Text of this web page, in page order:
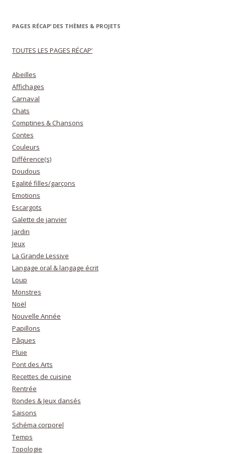
PAGES RÉCAP’ DES THÈMES & PROJETS
TOUTES LES PAGES RÉCAP’
Abeilles
Affichages
Carnaval
Chats
Comptines & Chansons
Contes
Couleurs
Différence(s)
Doudous
Egalité filles/garçons
Emotions
Escargots
Galette de janvier
Jardin
Jeux
La Grande Lessive
Langage oral & langage écrit
Loup
Monstres
Noël
Nouvelle Année
Papillons
Pâques
Pluie
Pont des Arts
Recettes de cuisine
Rentrée
Rondes & Jeux dansés
Saisons
Schéma corporel
Temps
Topologie